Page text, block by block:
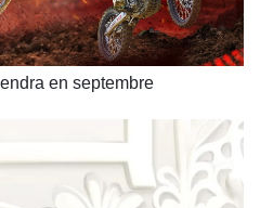
en septembre